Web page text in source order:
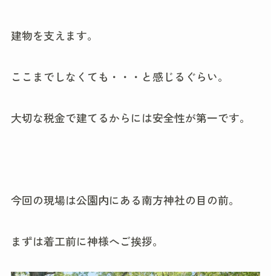
建物を支えます。
ここまでしなくても・・・と感じるぐらい。
大切な税金で建てるからには安全性が第一です。
今回の現場は公園内にある南方神社の目の前。
まずは着工前に神様へご挨拶。